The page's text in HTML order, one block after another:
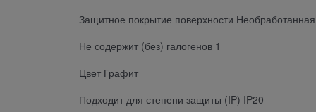
Защитное покрытие поверхности Необработанная
Не содержит (без) галогенов 1
Цвет Графит
Подходит для степени защиты (IP) IP20